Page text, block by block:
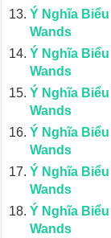
Ý Nghĩa
Wands
Ý Nghĩa
Wands
Ý Nghĩa
Wands
Ý Nghĩa
Wands
Ý Nghĩa
Wands
Ý Nghĩa
Wands